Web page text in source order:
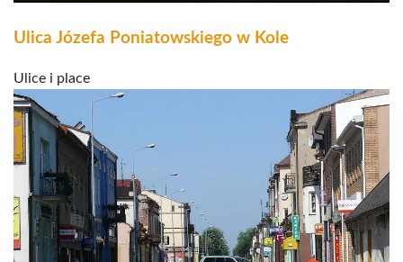
Ulica Józefa Poniatowskiego w Kole
Ulice i place